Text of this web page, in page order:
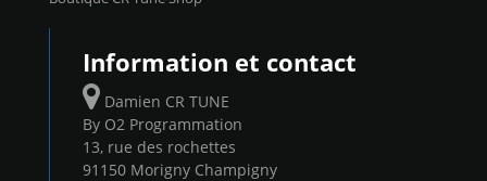
Information et contact
Damien CR TUNE
By O2 Programmation
13, rue des rochettes
91150 Morigny Champigny